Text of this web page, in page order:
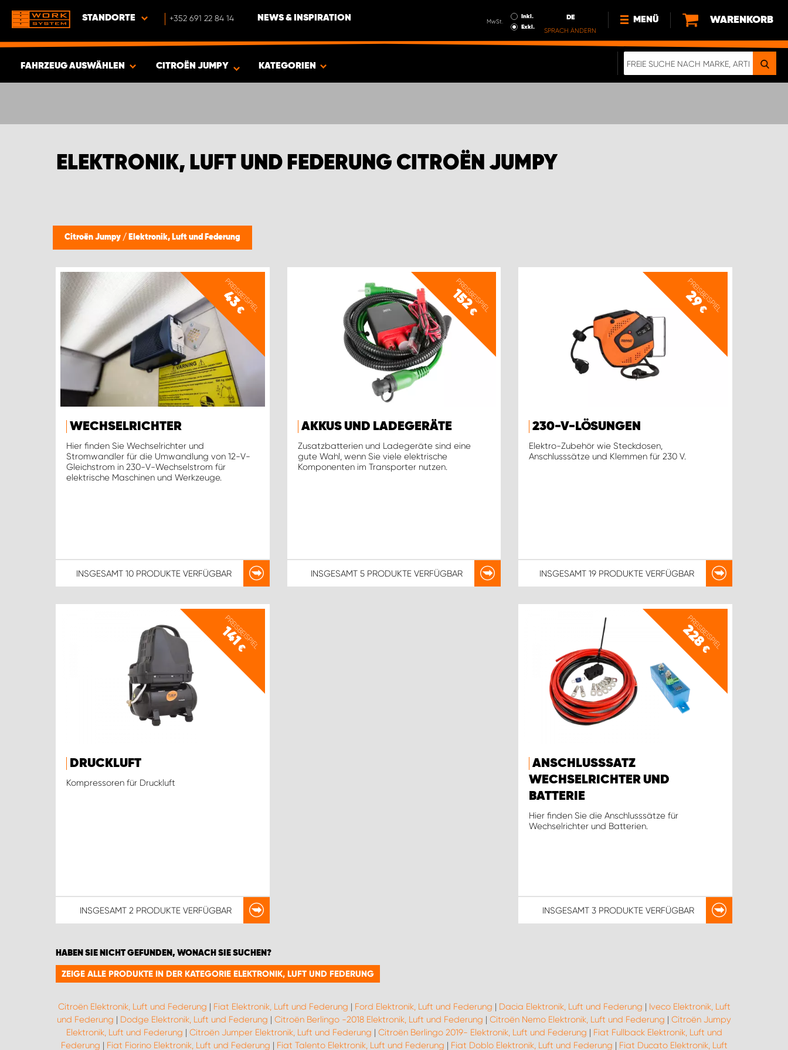
STANDORTE +352 691 22 84 14 NEWS & INSPIRATION MwSt.
Inkl.
Exkl.
DE
SPRACH ÄNDERN
MENÜ
NEWS
WARENKORB
FAHRZEUG AUSWÄHLEN
ARTIKEL
CITROËN JUMPY KATEGORIEN
ELEKTRONIK, LUFT UND FEDERUNG CITROËN JUMPY
Citroën Jumpy / Elektronik, Luft und Federung
PREISBEISPIEL
43
€
WECHSELRICHTER
Hier finden Sie Wechselrichter und
Stromwandler für die Umwandlung von 12-V-
Gleichstrom in 230-V-Wechselstrom für
elektrische Maschinen und Werkzeuge.
INSGESAMT 10 PRODUKTEVERFÜGBAR
PREISBEISPIEL
152
€
AKKUS UND LADEGERÄTE
Zusatzbatterien und Ladegeräte sind eine
gute Wahl, wenn Sie viele elektrische
Komponenten im Transporter nutzen.
INSGESAMT5 PRODUKTE VERFÜGBAR
PREISBEISPIEL
29
€
230-V-LÖSUNGEN
Elektro-Zubehör wie Steckdosen,
Anschlusssätze und Klemmen für 230 V.
INSGESAMT 19 PRODUKTEVERFÜGBAR
PREISBEISPIEL
141
€
DRUCKLUFT
Kompressoren für Druckluft
INSGESAMT 2 PRODUKTEVERFÜGBAR
PREISBEISPIEL
228
€
ANSCHLUSSSATZ
WECHSELRICHTER UND
BATTERIE
Hier finden Sie die Anschlusssätze für
Wechselrichter und Batterien.
INSGESAMT 3 PRODUKTE VERFÜGBAR
HABEN SIE NICHT GEFUNDEN, WONACH SIE SUCHEN?
ZEIGE ALLE PRODUKTE IN DER KATEGORIE ELEKTRONIK, LUFT UND FEDERUNG
Citroën Elektronik, Luft und Federung | Fiat Elektronik, Luft und Federung | Ford Elektronik, Luft und Federung | Dacia Elektronik, Luft und Federung | Iveco Elektronik, Luft
und Federung | Dodge Elektronik, Luft und Federung | Citroën Berlingo -2018 Elektronik, Luft und Federung | Citroën Nemo Elektronik, Luft und Federung | Citroën Jumpy
Elektronik, Luft und Federung | Citroën Jumper Elektronik, Luft und Federung | Citroën Berlingo 2019- Elektronik, Luft und Federung | Fiat Fullback Elektronik, Luft und
Federung | Fiat Fiorino Elektronik, Luft und Federung | Fiat Talento Elektronik, Luft und Federung | Fiat Doblo Elektronik, Luft und Federung | Fiat Ducato Elektronik, Luft